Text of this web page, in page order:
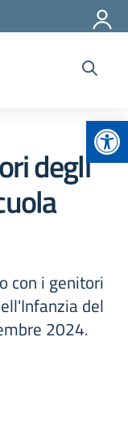
degli
con i genitori
del
2024.